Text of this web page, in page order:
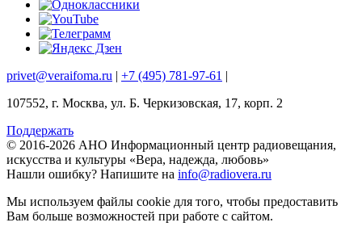
privet@veraifoma.ru | +7 (495) 781-97-61 |
107552, г. Москва, ул. Б. Черкизовская, 17, корп. 2
Поддержать
© 2016-2026 АНО Информационный центр радиовещания,
искусства и культуры «Вера, надежда, любовь»
Нашли ошибку? Напишите на info@radiovera.ru
Мы используем файлы cookie для того, чтобы предоставить
Вам больше возможностей при работе с сайтом.